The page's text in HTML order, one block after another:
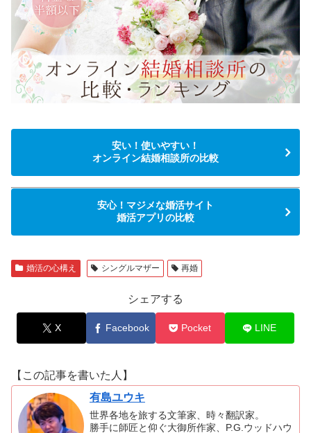
安い！使いやすい！
オンライン結婚相談所の比較
安心！マジメな婚活サイト
婚活アプリの比較
婚活の心構え シングルマザー 再婚
シェアする
X Facebook Pocket LINE
【この記事を書いた人】
有島ユウキ
世界各地を旅する文筆家、時々翻訳家。
勝手に師匠と仰ぐ大御所作家、P.G.ウッドハウ